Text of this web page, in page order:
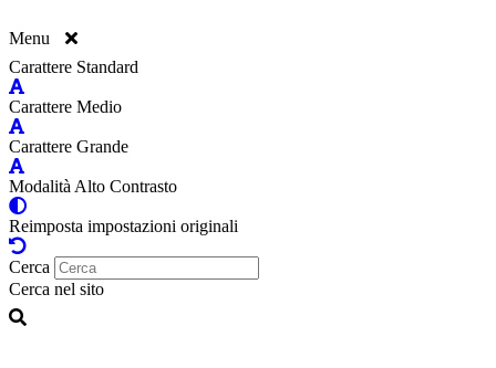
Menu
Carattere Standard
Carattere Medio
Carattere Grande
Modalità Alto Contrasto
Reimposta impostazioni originali
Cerca
Cerca nel sito